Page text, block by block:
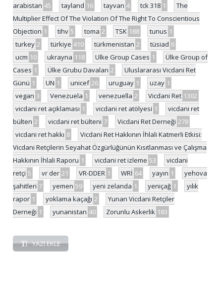
arabistan 45 tayland 16 tayvan 4 tck 318 1
The
Multiplier Effect Of The Violation Of The Right To Conscientious
Objection 1 tihv 5 toma 2 TSK 188 tunus 1
turkey 2 türkiye 410 türkmenistan 2 tüsiad 6
ucm 10 ukrayna 118 Ulke Group Cases 1
Ülke Group of
Cases 1 Ülke Grubu Davaları 2
Uluslararası Vicdani Ret
Günü 1 UN 1 unicef 26 uruguay 1 uzay 1
vegan 3 Venezuela 1 venezuella 2 Vicdani Ret 1302
vicdani ret açıklaması 1 vicdani ret atölyesi 1
vicdani ret
bülten 2 vicdani ret bülteni 7 Vicdani Ret Derneği 278
vicdani ret hakkı 8
Vicdani Ret Hakkının İhlali Katmerli Etkisi:
Vicdani Retçilerin Seyahat Özgürlüğünün Kısıtlanması ve Çalışma
Hakkının İhlali Raporu 1 vicdani ret izleme 53
vicdani
retçi 5 vr der 21 VR-DDER 1 WRİ 64 yayın 1
yehova
şahitleri 7 yemen 59 yeni zelanda 1 yeniçağ 1
yılık
rapor 1 yoklama kaçağı 2
Yunan Vicdani Retçiler
Derneği 1 yunanistan 40 Zorunlu Askerlik 183
YAZI EKLE